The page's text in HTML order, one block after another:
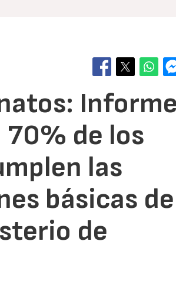
Informe
de los
las
básicas
de